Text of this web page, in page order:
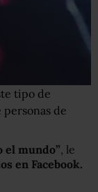
tipo de
de
el mundo”, le
en Facebook.